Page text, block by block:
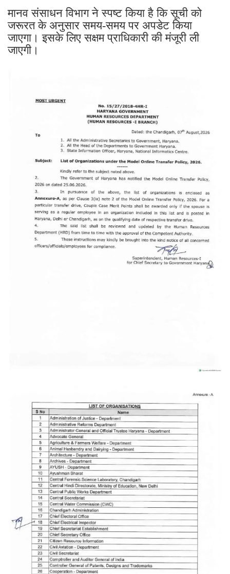
मानव संसाधन विभाग ने स्पष्ट किया है कि सूची को
जरूरत के अनुसार समय-समय पर अपडेट किया
जाएगा। इसके लिए सक्षम प्राधिकारी की मंजूरी ली
जाएगी।